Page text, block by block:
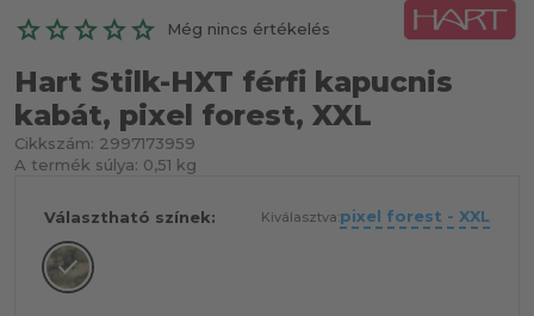
Még nincs értékelés
Hart Stilk-HXT férfi kapucnis
kabát, pixel forest, XXL
Cikkszám: 2997173959
A termék súlya: 0,51 kg
Választható színek: Kiválasztva:pixel forest - XXL